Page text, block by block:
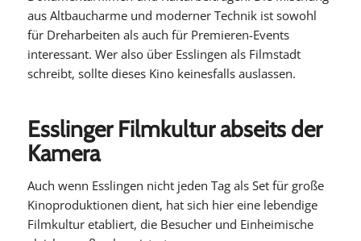
aus Altbaucharme und moderner Technik ist sowohl
für Dreharbeiten als auch für Premieren-Events
interessant. Wer also über Esslingen als Filmstadt
schreibt, sollte dieses Kino keinesfalls auslassen.
Esslinger Filmkultur abseits der
Kamera
Auch wenn Esslingen nicht jeden Tag als Set für große
Kinoproduktionen dient, hat sich hier eine lebendige
Filmkultur etabliert, die Besucher und Einheimische